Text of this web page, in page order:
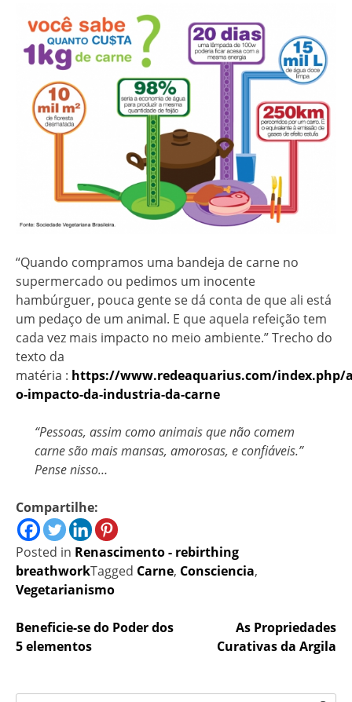
“Quando compramos uma bandeja de carne no
supermercado ou pedimos um inocente
hambúrguer, pouca gente se dá conta de que ali está
um pedaço de um animal. E que aquela refeição tem
cada vez mais impacto no meio ambiente.” Trecho do
texto da
matéria : https://www.redeaquarius.com/index.php/
o-impacto-da-industria-da-carne
“Pessoas, assim como animais que não comem
carne são mais mansas, amorosas, e confiáveis.”
Pense nisso…
Compartilhe:
Posted in Renascimento - rebirthing
breathworkTagged Carne, Consciencia,
Vegetarianismo
Navegação
de
Post
Beneficie-se do Poder dos
5 elementos
As Propriedades
Curativas da Argila